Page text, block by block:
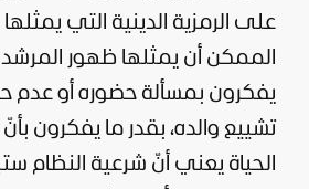
على الرمزية الدينية التي
الممكن أن يمثلها ظهور المرشد
يفكرون بمسألة حضوره أو
تشييع والده، بقدر ما يفكرون
الحياة يعني أنّ شرعية النظام